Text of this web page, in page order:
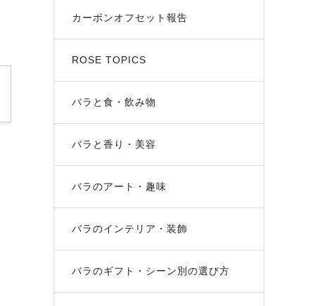
カーボンオフセット報告
ROSE TOPICS
バラと食・飲み物
バラと香り・美容
バラのアート・趣味
バラのインテリア・装飾
バラのギフト・シーン別の選び方